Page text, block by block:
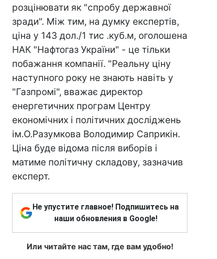
розцінювати як "спробу державної
зради". Між тим, на думку експертів,
ціна у 143 дол./1 тис .куб.м, оголошена
НАК "Нафтогаз України" - це тільки
побажання компанії. "Реальну ціну
наступного року не знають навіть у
"Газпромі", вважає директор
енергетичних програм Центру
економічних і політичних досліджень
ім.О.Разумкова Володимир Саприкін.
Ціна буде відома після виборів і
матиме політичну складову, зазначив
експерт.
Не упустите главное! Подпишитесь на
наши обновления в Google!
Или читайте нас там, где вам удобно!